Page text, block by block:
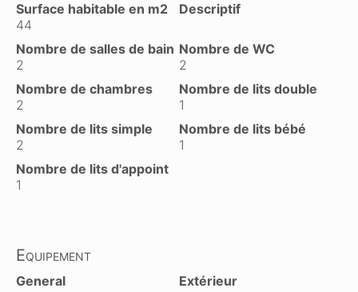
Surface habitable en m2
44
Descriptif
Nombre de salles de bain
2
Nombre de WC
2
Nombre de chambres
2
Nombre de lits double
1
Nombre de lits simple
2
Nombre de lits bébé
1
Nombre de lits d'appoint
1
Equipement
General
Extérieur